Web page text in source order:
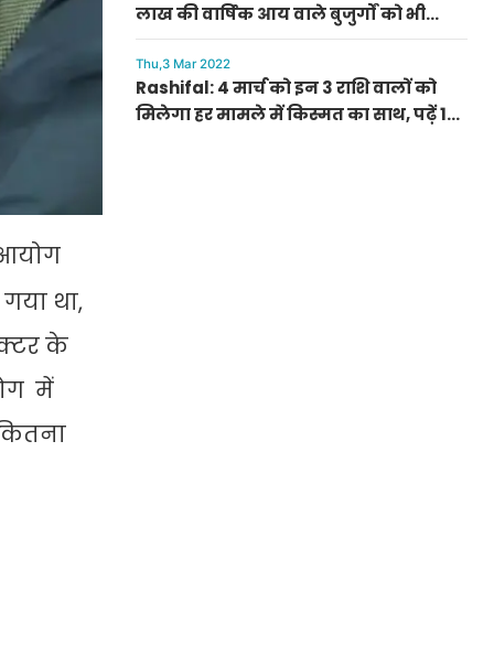
था,
के
में
लाख की वार्षिक आय वाले बुजुर्गों को भी
मिलेगी बुढ़ापा पेंशन, सीएम मनोहर लाल का
ऐलान
Thu,3 Mar 2022
Rashifal: 4 मार्च को इन 3 राशि वालों को
मिलेगा हर मामले में किस्मत का साथ, पढ़ें 12